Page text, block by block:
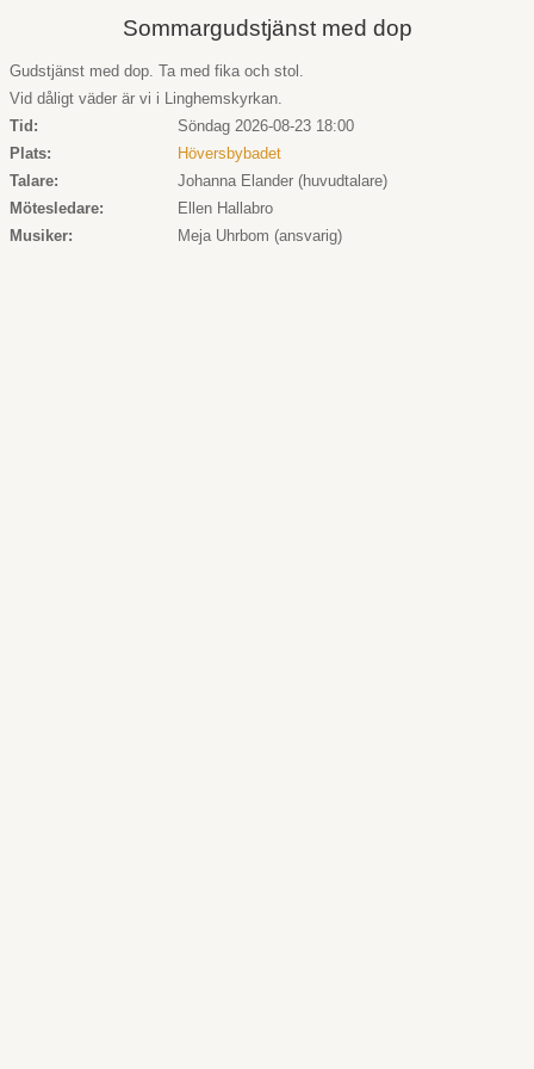
Sommargudstjänst med dop
Gudstjänst med dop. Ta med fika och stol.
Vid dåligt väder är vi i Linghemskyrkan.
Tid:
Söndag 2026-08-23 18:00
Plats:
Höversbybadet
Talare:
Johanna Elander (huvudtalare)
Mötesledare:
Ellen Hallabro
Musiker:
Meja Uhrbom (ansvarig)